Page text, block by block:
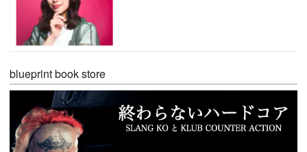
blueprint book store